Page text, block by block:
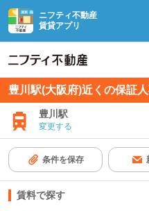
ニフティ不動産
賃貸アプリ
豊川駅(大阪府)近くの保証
豊川駅
変更する
条件を保存
賃料で探す